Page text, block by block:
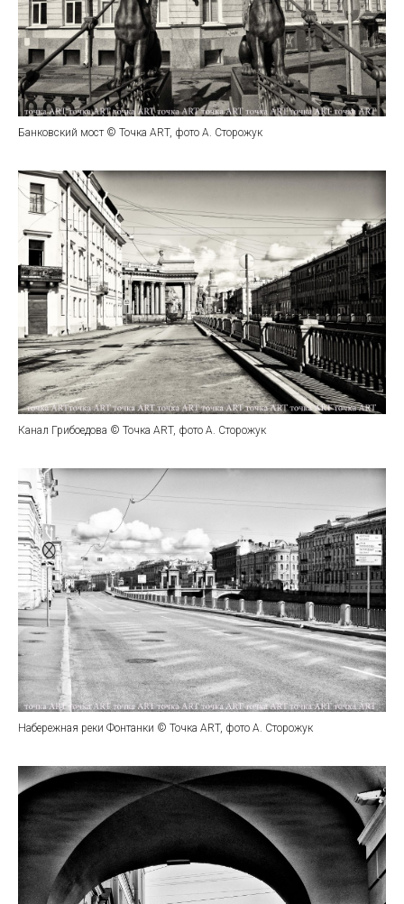
Банковский мост © Точка ART, фото А. Сторожук
Канал Грибоедова © Точка ART, фото А. Сторожук
Набережная реки Фонтанки © Точка ART, фото А. Сторожук